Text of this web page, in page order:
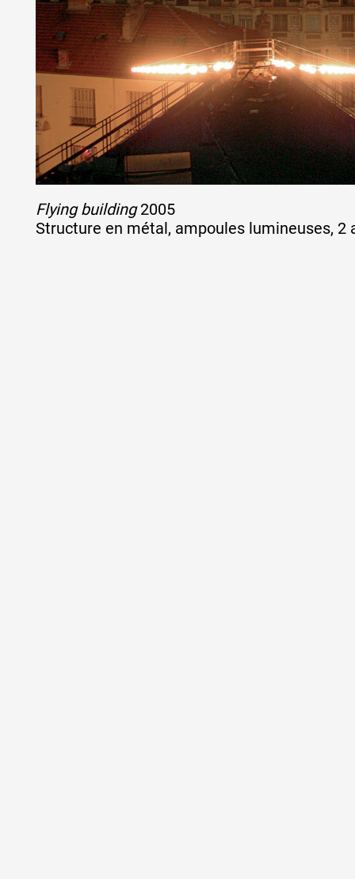
Collection vidéos
Candidater
Contact
Flying building2005
Structure en métal, ampoules lumineuses, 2